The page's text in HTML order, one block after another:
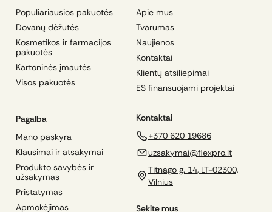
Populiariausios pakuotės
Dovanų dėžutės
Kosmetikos ir farmacijos
pakuotės
Kartoninės įmautės
Visos pakuotės
Apie mus
Tvarumas
Naujienos
Kontaktai
Klientų atsiliepimai
ES finansuojami projektai
Pagalba
Mano paskyra
Klausimai ir atsakymai
Produkto savybės ir
užsakymas
Pristatymas
Apmokėjimas
Kontaktai
+370 620 19686
uzsakymai@flexpro.lt
Titnago g. 14, LT-02300,
Vilnius
Sekite mus